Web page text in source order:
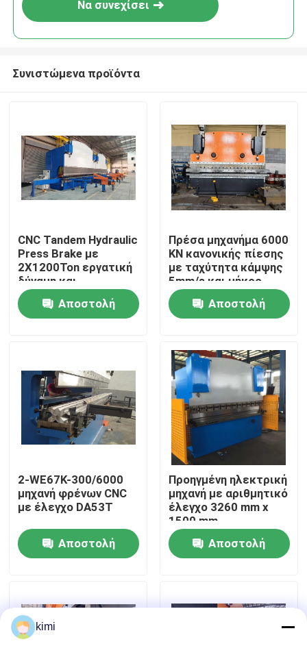
Αρχική
Προϊόντα
Ξενάγηση στο Εργοστάσιο
Ποιοτικός έλεγχος
Ειδήσεις
Υποθέσεις
cnc υδραυλικό φρένο Τύπου
Να συνεχίσει
Συνιστώμενα προϊόντα
CNC Tandem Hydraulic
Press Brake με
2X1200Ton εργατική
δύναμη και
2X6250mm μήκος
τραπεζιού για μακρά
διάρκεια ζωής
Αποστολή
Πρέσα μηχανήμα 6000
KN κανονικής πίεσης
με ταχύτητα κάμψης
5mm/s και μήκος
πλάκας 2200-
7000mmΑποστολή
2-WE67K-300/6000
μηχανή φρένων CNC
με έλεγχο DA53T
Αποστολή
Προηγμένη ηλεκτρική
μηχανή με αριθμητικό
έλεγχο 3260 mm x
1500 mm
Αποστολή
kimi